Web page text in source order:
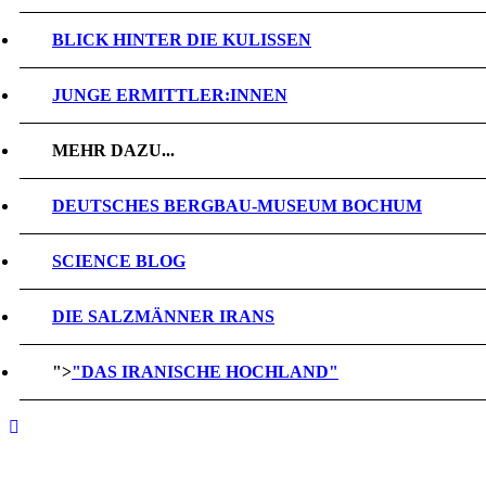
BLICK HINTER DIE KULISSEN
JUNGE ERMITTLER:INNEN
MEHR DAZU...
DEUTSCHES BERGBAU-MUSEUM BOCHUM
SCIENCE BLOG
DIE SALZMÄNNER IRANS
">"DAS IRANISCHE HOCHLAND"